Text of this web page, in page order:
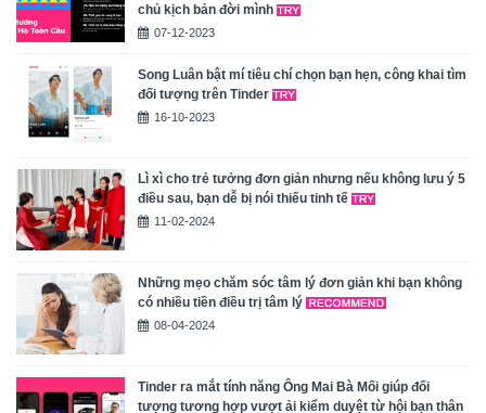
chủ kịch bản đời mình
07-12-2023
Song Luân bật mí tiêu chí chọn bạn hẹn, công khai tìm
đối tượng trên Tinder
16-10-2023
Lì xì cho trẻ tưởng đơn giản nhưng nếu không lưu ý 5
điều sau, bạn dễ bị nói thiếu tinh tế
11-02-2024
Những mẹo chăm sóc tâm lý đơn giản khi bạn không
có nhiều tiền điều trị tâm lý
08-04-2024
Tinder ra mắt tính năng Ông Mai Bà Mối giúp đối
tượng tương hợp vượt ải kiểm duyệt từ hội bạn thân